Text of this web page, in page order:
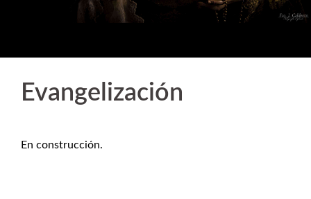
Evangelización
En construcción.